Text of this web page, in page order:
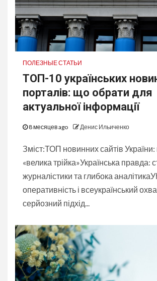
ПОЛЕЗНЫЕ СТАТЬИ
ТОП-10 українських
порталів: що обрати для
актуальної інформації
8 месяцев ago Денис Ильиченко
Зміст:ТОП новинних сайтів
«велика трійка»Українська правда:
журналістики та глибока
оперативність і всеукраїнський
серйозний підхід...